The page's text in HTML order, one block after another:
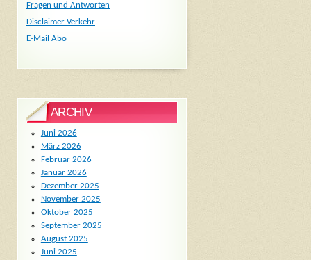
Fragen und Antworten
Disclaimer Verkehr
E-Mail Abo
ARCHIV
Juni 2026
März 2026
Februar 2026
Januar 2026
Dezember 2025
November 2025
Oktober 2025
September 2025
August 2025
Juni 2025